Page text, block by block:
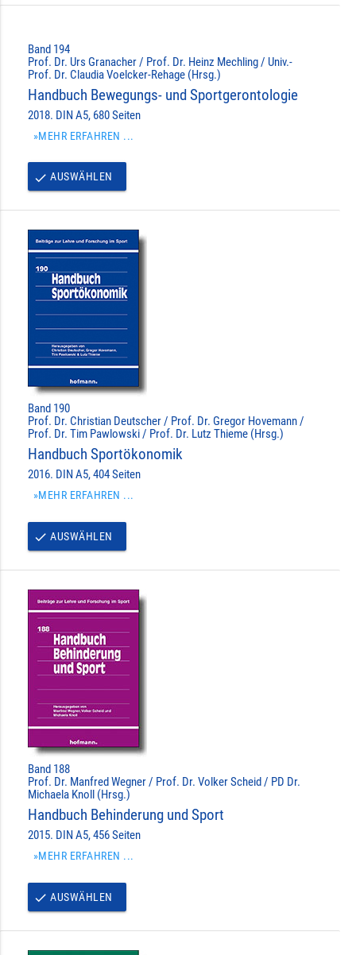
Band 194
Prof. Dr. Urs Granacher / Prof. Dr. Heinz Mechling / Univ.-
Prof. Dr. Claudia Voelcker-Rehage (Hrsg.)
Handbuch Bewegungs- und Sportgerontologie
2018. DIN A5, 680 Seiten
»MEHR ERFAHREN ...
done AUSWÄHLEN
Band 190
Prof. Dr. Christian Deutscher / Prof. Dr. Gregor Hovemann /
Prof. Dr. Tim Pawlowski / Prof. Dr. Lutz Thieme (Hrsg.)
Handbuch Sportökonomik
2016. DIN A5, 404 Seiten
»MEHR ERFAHREN ...
done AUSWÄHLEN
Band 188
Prof. Dr. Manfred Wegner / Prof. Dr. Volker Scheid / PD Dr.
Michaela Knoll (Hrsg.)
Handbuch Behinderung und Sport
2015. DIN A5, 456 Seiten
»MEHR ERFAHREN ...
done AUSWÄHLEN